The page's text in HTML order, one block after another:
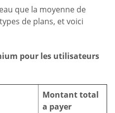
que la moyenne de
de plans, et voici
pour les utilisateurs
Montant total
a payer